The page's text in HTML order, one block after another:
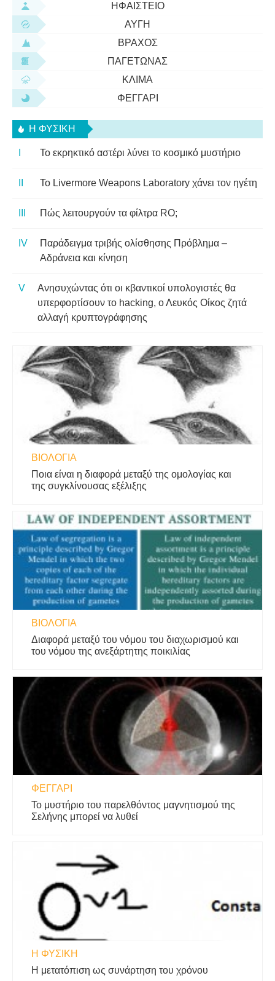
ΗΦΑΊΣΤΕΙΟ
ΑΥΓΉ
ΒΡΆΧΟΣ
ΠΑΓΕΤΏΝΑΣ
ΚΛΊΜΑ
ΦΕΓΓΆΡΙ
Η ΦΥΣΙΚΗ
Το εκρηκτικό αστέρι λύνει το κοσμικό μυστήριο
Το Livermore Weapons Laboratory χάνει τον ηγέτη
Πώς λειτουργούν τα φίλτρα RO;
Παράδειγμα τριβής ολίσθησης Πρόβλημα –
Αδράνεια και κίνηση
Ανησυχώντας ότι οι κβαντικοί υπολογιστές θα
υπερφορτίσουν το hacking, ο Λευκός Οίκος ζητά
αλλαγή κρυπτογράφησης
ΒΙΟΛΟΓΊΑ
Ποια είναι η διαφορά μεταξύ της ομολογίας και
της συγκλίνουσας εξέλιξης
ΒΙΟΛΟΓΊΑ
Διαφορά μεταξύ του νόμου του διαχωρισμού και
του νόμου της ανεξάρτητης ποικιλίας
ΦΕΓΓΆΡΙ
Το μυστήριο του παρελθόντος μαγνητισμού της
Σελήνης μπορεί να λυθεί
Η ΦΥΣΙΚΗ
Η μετατόπιση ως συνάρτηση του χρόνου